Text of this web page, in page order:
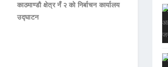
काठमाण्डौ क्षेत्र नँ २ को निर्बाचन कार्यालय
उद्घाटन